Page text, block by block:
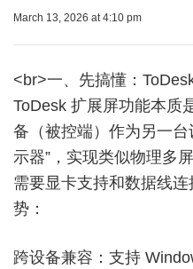
March 13, 2026 at 4:10 pm
<br>一、先搞懂：
ToDesk 扩展屏功能本质
备（被控端）作为另一台
示器”，实现类似物理多
需要显卡支持和数据线
势：
跨设备兼容：支持